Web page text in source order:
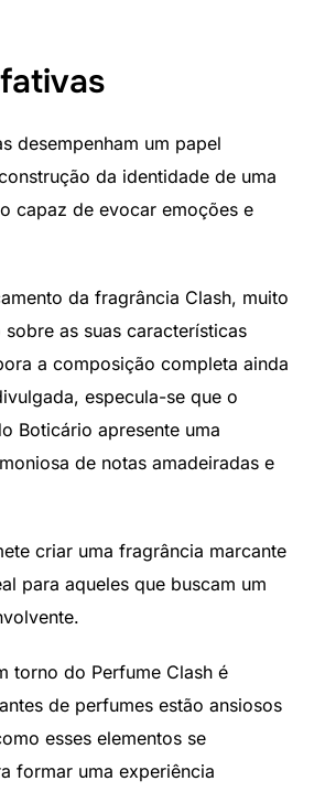
desempenham um papel
da identidade de uma
capaz de evocar emoções e
da fragrância Clash, muito
as suas características
a composição completa ainda
especula-se que o
Boticário apresente uma
de notas amadeiradas e
criar uma fragrância marcante
para aqueles que buscam um
torno do Perfume Clash é
de perfumes estão ansiosos
esses elementos se
formar uma experiência